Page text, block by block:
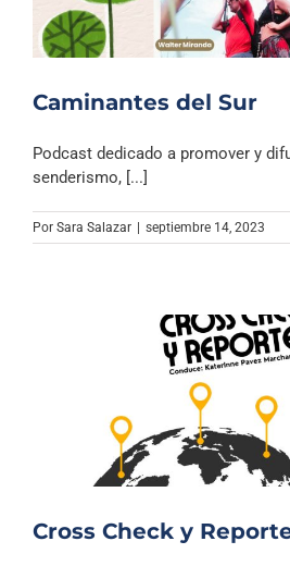
Caminantes del Sur
Podcast dedicado a promover y
senderismo, [...]
Por Sara Salazar septiembre 14, 2023
Cross Check y